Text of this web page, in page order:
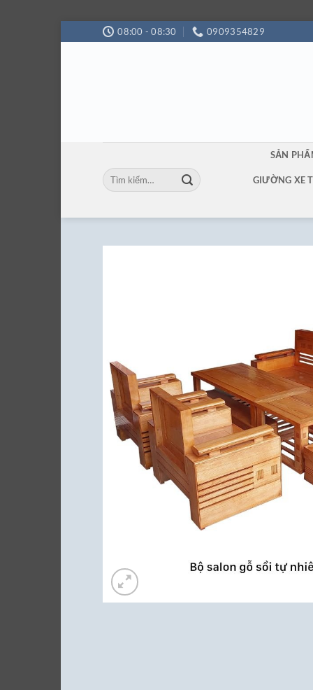
qua
08:00 - 08:30 0909354829
Tìm
kiếm:
SẢN
GIƯỜNG XE